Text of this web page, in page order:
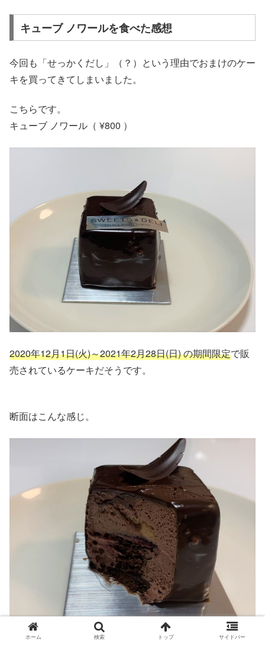
キューブ ノワールを食べた感想
今回も「せっかくだし」（？）という理由でおまけのケー
キを買ってきてしまいました。
こちらです。
キューブ ノワール（ ¥800 ）
2020年12月1日(火)～2021年2月28日(日) の期間限定で販
売されているケーキだそうです。
断面はこんな感じ。
ホーム 検索 トップ サイドバー